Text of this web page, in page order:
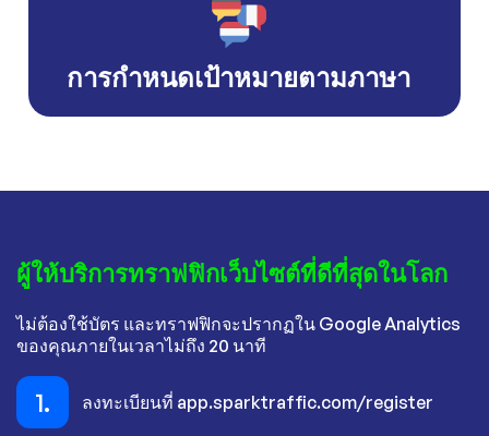
การกำหนดเป้าหมายตามภาษา
ผู้ให้บริการทราฟฟิกเว็บไซต์ที่ดีที่สุดในโลก
ไม่ต้องใช้บัตร และทราฟฟิกจะปรากฏใน Google Analytics
ของคุณภายในเวลาไม่ถึง 20 นาที
1. ลงทะเบียนที่ app.sparktraffic.com/register